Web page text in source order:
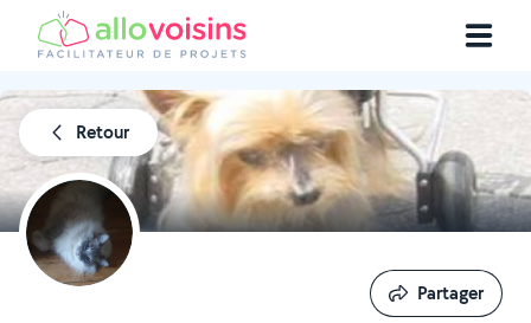
Retour
Partager
Partager